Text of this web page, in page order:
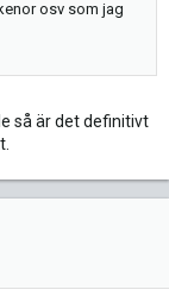
osv som jag
så är det definitivt